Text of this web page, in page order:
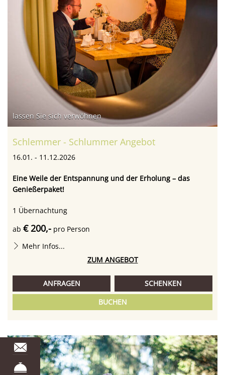
lassen Sie sich verwöhnen
Schlemmer - Schlummer Angebot
16.01. - 11.12.2026
Eine Weile der Entspannung und der Erholung – das
Genießerpaket!
1 Übernachtung
ab € 200,- pro Person
Mehr Infos...
ZUM ANGEBOT
ANFRAGEN
SCHENKEN
BUCHEN